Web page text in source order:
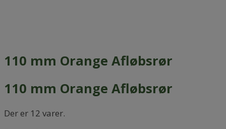
110 mm Orange Afløbsrør
110 mm Orange Afløbsrør
Der er 12 varer.